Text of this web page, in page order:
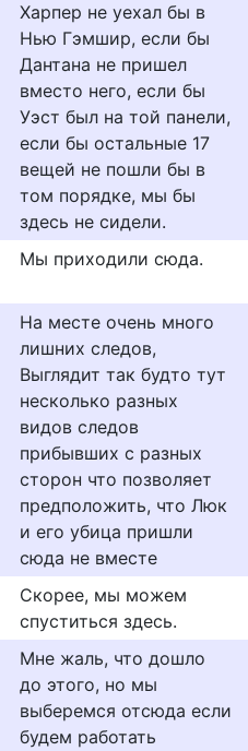
Харпер не уехал бы в
Нью Гэмшир, если бы
Дантана не пришел
вместо него, если бы
Уэст был на той панели,
если бы остальные 17
вещей не пошли бы в
том порядке, мы бы
здесь не сидели.
Мы приходили сюда.
На месте очень много
лишних следов,
Выглядит так будто тут
несколько разных
видов следов
прибывших с разных
сторон что позволяет
предположить, что Люк
и его убица пришли
сюда не вместе
Скорее, мы можем
спуститься здесь.
Мне жаль, что дошло
до этого, но мы
выберемся отсюда если
будем работать